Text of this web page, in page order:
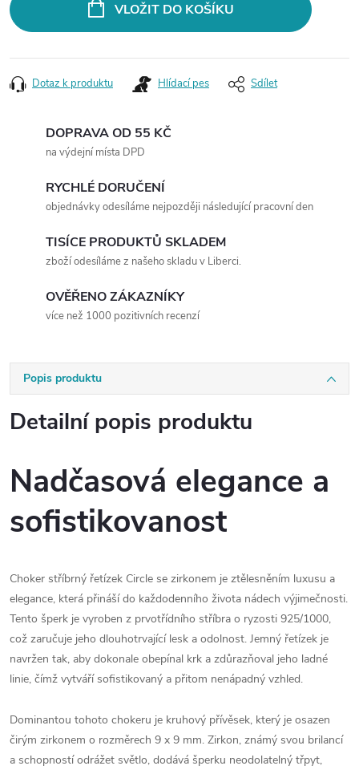
VLOŽIT DO KOŠÍKU
Dotaz k produktu Hlídací pes Sdílet
DOPRAVA OD 55 KČ
na výdejní místa DPD
RYCHLÉ DORUČENÍ
objednávky odesíláme nejpozději následující pracovní den
TISÍCE PRODUKTŮ SKLADEM
zboží odesíláme z našeho skladu v Liberci.
OVĚŘENO ZÁKAZNÍKY
více než 1000 pozitivních recenzí
Popis produktu
Detailní popis produktu
Nadčasová elegance a
sofistikovanost
Choker stříbrný řetízek Circle se zirkonem je ztělesněním luxusu a
elegance, která přináší do každodenního života nádech výjimečnosti.
Tento šperk je vyroben z prvotřídního stříbra o ryzosti 925/1000,
což zaručuje jeho dlouhotrvající lesk a odolnost. Jemný řetízek je
navržen tak, aby dokonale obepínal krk a zdůrazňoval jeho ladné
linie, čímž vytváří sofistikovaný a přitom nenápadný vzhled.
Dominantou tohoto chokeru je kruhový přívěsek, který je osazen
čirým zirkonem o rozměrech 9 x 9 mm. Zirkon, známý svou brilancí
a schopností odrážet světlo, dodává šperku neodolatelný třpyt,